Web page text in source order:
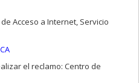
Acceso a Internet, Servicio
el reclamo: Centro de